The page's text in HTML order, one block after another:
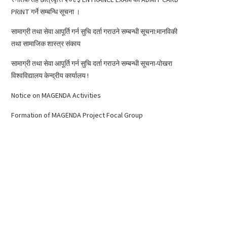
PRINT गर्ने सम्बन्धि सूचना ।
सामाग्री तथा सेवा आपूर्ति गर्न सुचि दर्ता गराउने सम्बन्धी सूचना:मानविकी
तथा सामाजिक शास्त्र संकाय
सामाग्री तथा सेवा आपूर्ति गर्न सुचि दर्ता गराउने सम्बन्धी सूचना-पोखरा
विश्वविद्यालय केन्द्रीय कार्यालय !
Notice on MAGENDA Activities
Formation of MAGENDA Project Focal Group